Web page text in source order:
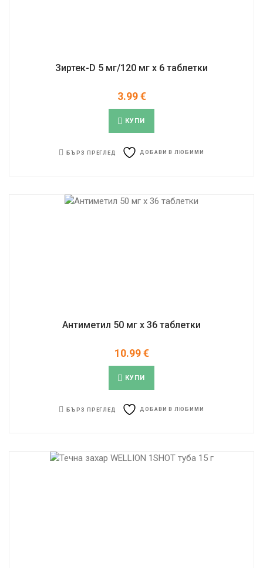
Зиртек-D 5 мг/120 мг x 6 таблетки
3.99€
КУПИ
БЪРЗ ПРЕГЛЕД ДОБАВИ В ЛЮБИМИ
Антиметил 50 мг x 36 таблетки
10.99€
КУПИ
БЪРЗ ПРЕГЛЕД ДОБАВИ В ЛЮБИМИ